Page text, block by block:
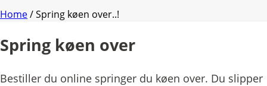
Home/Spring køen over..!
Spring køen over
Bestiller du online springer du køen over. Du slipper